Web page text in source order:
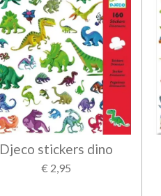
Djeco stickers dino
€ 2,95